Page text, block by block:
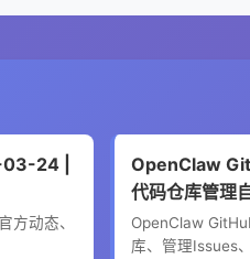
24 |
方动态、
OpenClaw
代码仓库管理
OpenClaw
库、管理Issues